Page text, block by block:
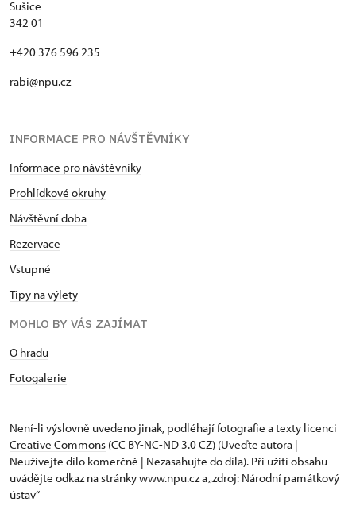
Sušice
342 01
+420 376 596 235
rabi@npu.cz
INFORMACE PRO NÁVŠTĚVNÍKY
Informace pro návštěvníky
Prohlídkové okruhy
Návštěvní doba
Rezervace
Vstupné
Tipy na výlety
MOHLO BY VÁS ZAJÍMAT
O hradu
Fotogalerie
Není-li výslovně uvedeno jinak, podléhají fotografie a texty licenci
Creative Commons (CC BY-NC-ND 3.0 CZ) (Uveďte autora |
Neužívejte dílo komerčně | Nezasahujte do díla). Při užití obsahu
uvádějte odkaz na stránky www.npu.cz a „zdroj: Národní památkový
ústav“